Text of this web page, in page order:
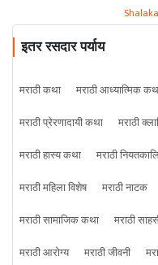
इतर रसदार पर्याय
मराठी कथा मराठी आध्यात्मिक
मराठी प्रेरणादायी कथा
मराठी
मराठी हास्य कथा
मराठी
मराठी महिला विशेष
मराठी नाटक
मराठी सामाजिक कथा
मराठी
मराठी आरोग्य
मराठी जीवनी